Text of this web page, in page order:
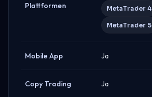
Plattformen MetaTrader 4
MetaTrader 5
Mobile App Ja
Copy Trading Ja